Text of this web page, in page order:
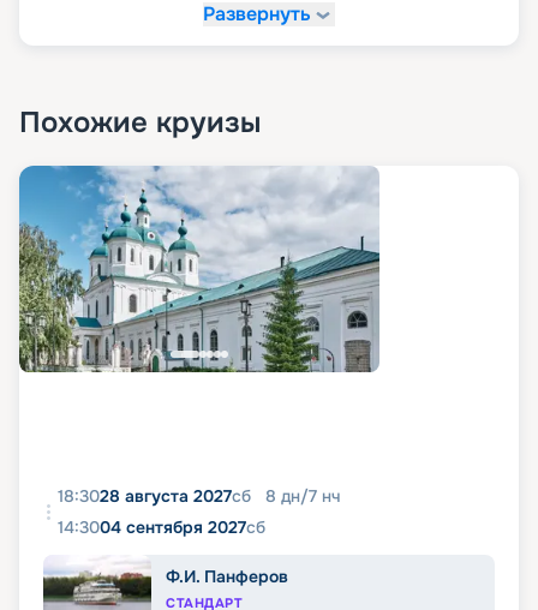
Развернуть
Похожие круизы
18:3028 августа 2027сб 8 дн/7 нч
14:3004 сентября 2027сб
Ф.И. Панферов
СТАНДАРТ